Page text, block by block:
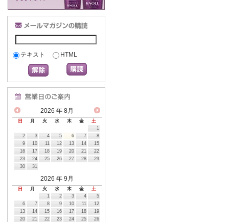
テキスト HTML
2026 年 8月
日 月 火 水 木 金
土
1
2
3 4 5 6 7
8
9
10 11 12 13 14
15
16
17 18 19 20 21
22
23
24 25 26 27 28
29
30
31
2026 年 9月
日 月 火 水 木 金
土
1
2 3 4
5
6
7 8 9 10 11
12
13
14 15 16 17 18
19
20
21 22 23 24 25
26